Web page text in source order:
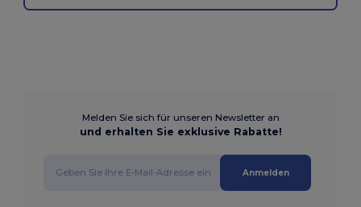
Melden Sie sich für unseren Newsletter an
und erhalten Sie exklusive Rabatte!
Anmelden